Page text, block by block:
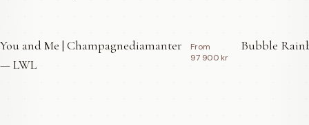
You and Me | Champagnediamanter
— LWL
From
97 900 kr
Bubble